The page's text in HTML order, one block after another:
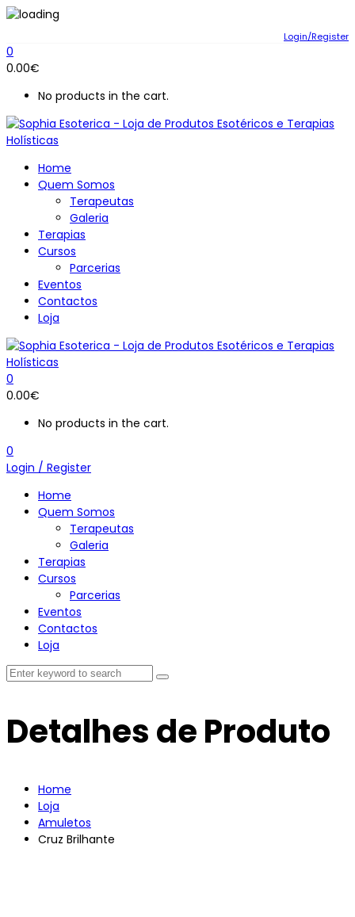
Login/Register
0
0.00€
No products in the cart.
Home
Quem Somos
Terapeutas
Galeria
Terapias
Cursos
Parcerias
Eventos
Contactos
Loja
0
0.00€
No products in the cart.
0
Login / Register
Home
Quem Somos
Terapeutas
Galeria
Terapias
Cursos
Parcerias
Eventos
Contactos
Loja
Detalhes de Produto
Home
Loja
Amuletos
Cruz Brilhante